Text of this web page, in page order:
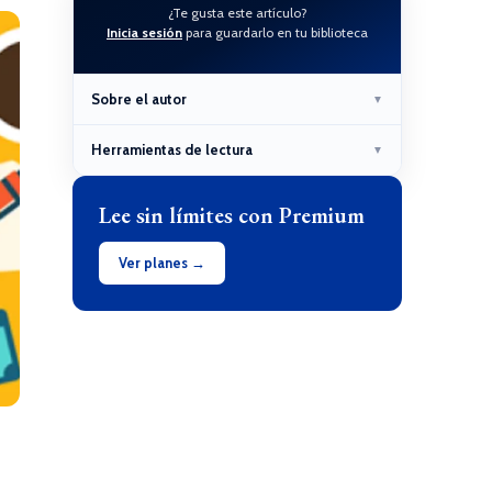
¿Te gusta este artículo?
Inicia sesión para guardarlo en tu biblioteca
Sobre el autor ▼
Herramientas de lectura ▼
Lee sin límites con Premium
Ver planes →